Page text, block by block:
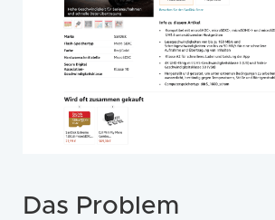
Das Problem